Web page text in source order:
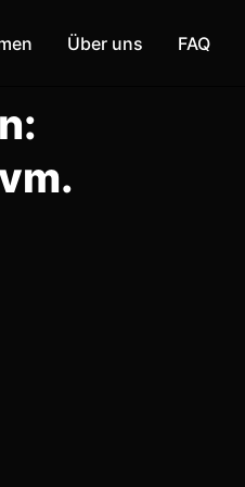
Über uns FAQ